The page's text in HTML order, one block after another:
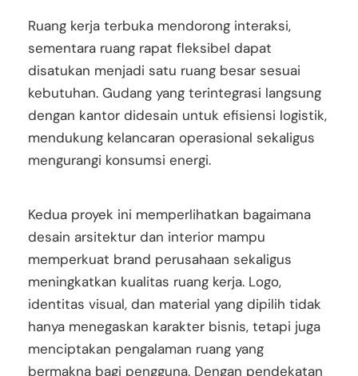
Ruang kerja terbuka mendorong interaksi,
sementara ruang rapat fleksibel dapat
disatukan menjadi satu ruang besar sesuai
kebutuhan. Gudang yang terintegrasi langsung
dengan kantor didesain untuk efisiensi logistik,
mendukung kelancaran operasional sekaligus
mengurangi konsumsi energi.
Kedua proyek ini memperlihatkan bagaimana
desain arsitektur dan interior mampu
memperkuat brand perusahaan sekaligus
meningkatkan kualitas ruang kerja. Logo,
identitas visual, dan material yang dipilih tidak
hanya menegaskan karakter bisnis, tetapi juga
menciptakan pengalaman ruang yang
bermakna bagi pengguna. Dengan pendekatan